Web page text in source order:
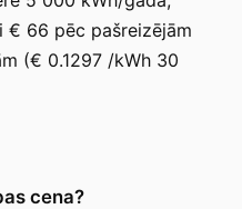
€ 66 pēc pašreizējām
(€ 0.1297 /kWh 30
cena?